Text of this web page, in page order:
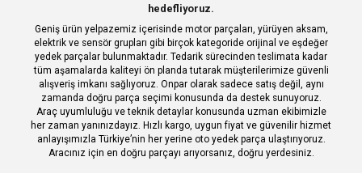
Ürün fiyatı diğer sitelerden daha pahalı.
Bu ürüne benzer farklı alternatifler olmalı.
Gönder
hedefliyoruz.
Geniş ürün yelpazemiz içerisinde motor parçaları, yürüyen aksam,
elektrik ve sensör grupları gibi birçok kategoride orijinal ve eşdeğer
yedek parçalar bulunmaktadır. Tedarik sürecinden teslimata kadar
tüm aşamalarda kaliteyi ön planda tutarak müşterilerimize güvenli
alışveriş imkanı sağlıyoruz. Onpar olarak sadece satış değil, aynı
zamanda doğru parça seçimi konusunda da destek sunuyoruz.
Araç uyumluluğu ve teknik detaylar konusunda uzman ekibimizle
her zaman yanınızdayız. Hızlı kargo, uygun fiyat ve güvenilir hizmet
anlayışımızla Türkiye’nin her yerine oto yedek parça ulaştırıyoruz.
Aracınız için en doğru parçayı arıyorsanız, doğru yerdesiniz.